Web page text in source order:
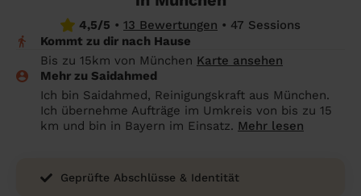
4,5/5 • 13 Bewertungen • 47 Sessions
Kommt zu dir nach Hause
Bis zu 15km von München Karte ansehen
Mehr zu Saidahmed
Ich bin Saidahmed, Reinigungskraft aus München.
Ich übernehme Aufträge im Umkreis von bis zu 15
km und bin in Bayern im Einsatz. Mehr lesen
Geprüfte Abschlüsse & Identität
Überall in Deutschland
Städte
Bochum
Wuppertal
Bonn
Oberhausen
Die Regionen
Unsere Artikel haushaltshilfe
Endreinigung Ferienwohnung: Was du
wissen solltest
Haushaltshilfe anmelden: Lohnt es sich?
Putzfrau Stundenlohn 2026: Was kostet
eine Reinigungskraft wirklich?
Kosten, Risiken und warum sich legale